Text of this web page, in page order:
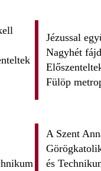
Jézussal
Nagyhét
Fülöp
A Szent
és